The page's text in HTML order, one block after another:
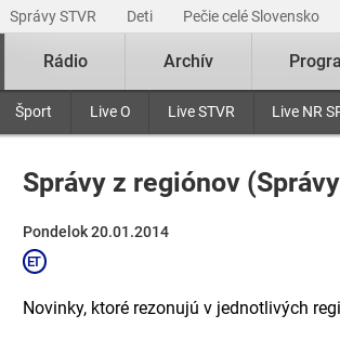
Správy STVR Deti Pečie celé Slovensko
Šport Live O Live STVR Live NR
Rádio Archív
Správy z regiónov
Pondelok 20.01.2014
Novinky, ktoré rezonujú v jednotlivých